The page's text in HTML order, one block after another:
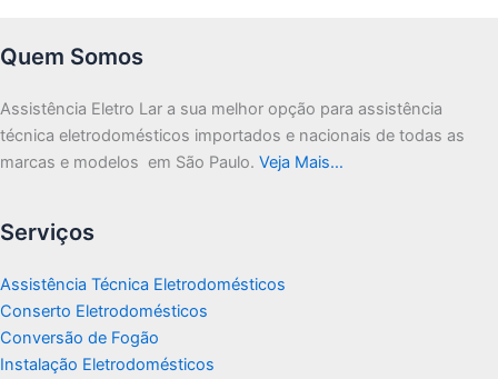
Quem Somos
Assistência Eletro Lar a sua melhor opção para assistência
técnica eletrodomésticos importados e nacionais de todas as
marcas e modelos em São Paulo. Veja Mais…
Serviços
Assistência Técnica Eletrodomésticos
Conserto Eletrodomésticos
Conversão de Fogão
Instalação Eletrodomésticos